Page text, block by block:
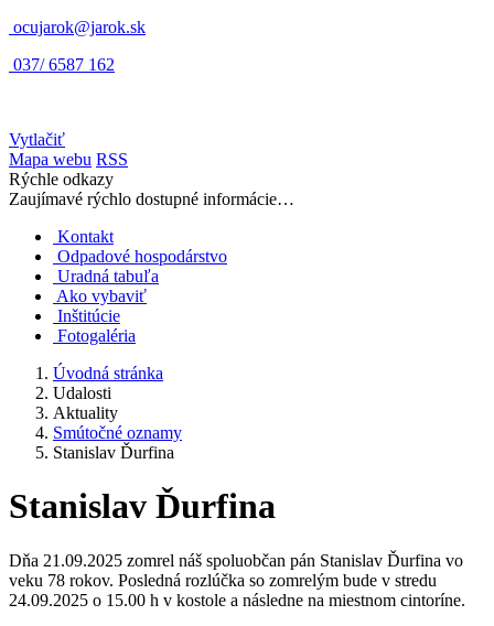
ocujarok@jarok.sk
037/ 6587 162
Vytlačiť
Mapa webu RSS
Rýchle odkazy
Zaujímavé rýchlo dostupné informácie…
Kontakt
Odpadové hospodárstvo
Uradná tabuľa
Ako vybaviť
Inštitúcie
Fotogaléria
Úvodná stránka
Udalosti
Aktuality
Smútočné oznamy
Stanislav Ďurfina
Stanislav Ďurfina
Dňa 21.09.2025 zomrel náš spoluobčan pán Stanislav Ďurfina vo
veku 78 rokov. Posledná rozlúčka so zomrelým bude v stredu
24.09.2025 o 15.00 h v kostole a následne na miestnom cintoríne.